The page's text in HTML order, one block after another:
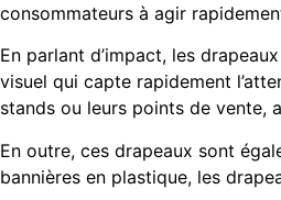
consommateurs à agir
En parlant d’impact, les
visuel qui capte rapidement
stands ou leurs points de vente,
En outre, ces drapeaux sont
bannières en plastique, les